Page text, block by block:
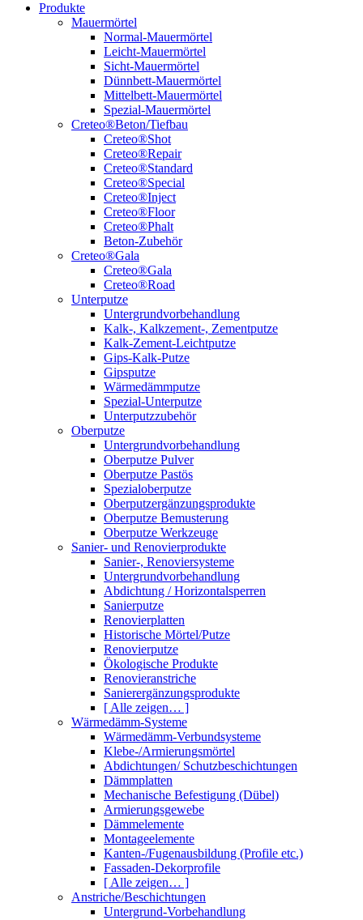
Produkte
Mauermörtel
Normal-Mauermörtel
Leicht-Mauermörtel
Sicht-Mauermörtel
Dünnbett-Mauermörtel
Mittelbett-Mauermörtel
Spezial-Mauermörtel
Creteo®Beton/Tiefbau
Creteo®Shot
Creteo®Repair
Creteo®Standard
Creteo®Special
Creteo®Inject
Creteo®Floor
Creteo®Phalt
Beton-Zubehör
Creteo®Gala
Creteo®Gala
Creteo®Road
Unterputze
Untergrundvorbehandlung
Kalk-, Kalkzement-, Zementputze
Kalk-Zement-Leichtputze
Gips-Kalk-Putze
Gipsputze
Wärmedämmputze
Spezial-Unterputze
Unterputzzubehör
Oberputze
Untergrundvorbehandlung
Oberputze Pulver
Oberputze Pastös
Spezialoberputze
Oberputzergänzungsprodukte
Oberputze Bemusterung
Oberputze Werkzeuge
Sanier- und Renovierprodukte
Sanier-, Renoviersysteme
Untergrundvorbehandlung
Abdichtung / Horizontalsperren
Sanierputze
Renovierplatten
Historische Mörtel/Putze
Renovierputze
Ökologische Produkte
Renovieranstriche
Sanierergänzungsprodukte
[ Alle zeigen… ]
Wärmedämm-Systeme
Wärmedämm-Verbundsysteme
Klebe-/Armierungsmörtel
Abdichtungen/ Schutzbeschichtungen
Dämmplatten
Mechanische Befestigung (Dübel)
Armierungsgewebe
Dämmelemente
Montageelemente
Kanten-/Fugenausbildung (Profile etc.)
Fassaden-Dekorprofile
[ Alle zeigen… ]
Anstriche/Beschichtungen
Untergrund-Vorbehandlung